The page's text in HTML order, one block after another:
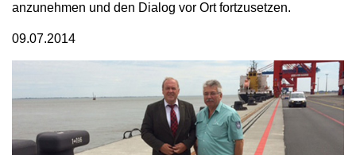
anzunehmen und den Dialog vor Ort fortzusetzen.
09.07.2014